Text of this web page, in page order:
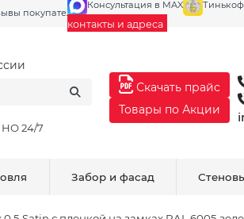
покупателей Галерея
Консультация в MAX
контакты и адреса
24/7
Скачать прайс
Товары по Акции
Забор и фасад